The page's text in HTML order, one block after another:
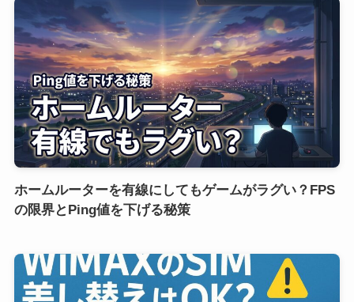
ホームルーターを有線にしてもゲームがラグい？FPS
の限界とPing値を下げる秘策